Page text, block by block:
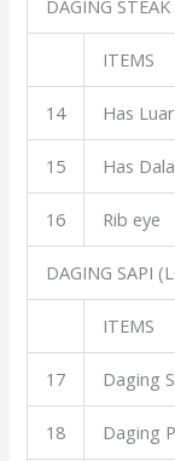
DAGING
ITEMS
14 Has
15 Has
16 Rib eye
DAGING SAPI
ITEMS
17 Daging
18 Daging